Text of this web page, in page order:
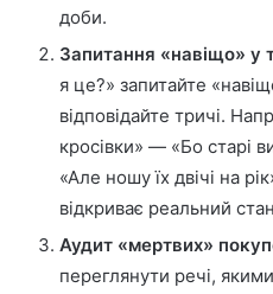
доби.
Запитання «навіщо» у
я це?» запитайте
відповідайте тричі.
кросівки» — «Бо старі
«Але ношу їх двічі на
відкриває реальний
Аудит «мертвих»
переглянути речі,